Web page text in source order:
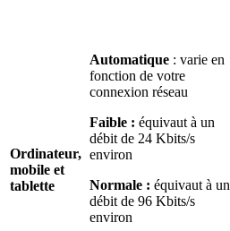
Ordinateur,
mobile et
tablette
Automatique : varie en
fonction de votre
connexion réseau
Faible : équivaut à un
débit de 24 Kbits/s
environ
Normale : équivaut à un
débit de 96 Kbits/s
environ